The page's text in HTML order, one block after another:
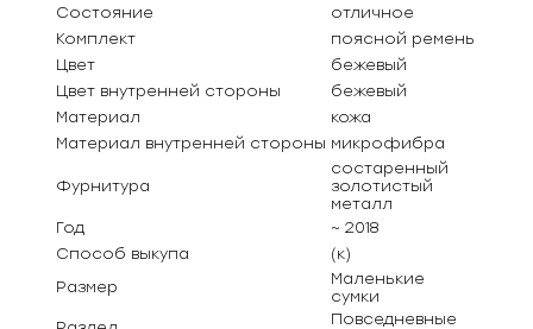
Состояние
отличное
Комплект
поясной ремень
Цвет
бежевый
Цвет внутренней стороны
бежевый
Материал
кожа
Материал внутренней стороны микрофибра
Фурнитура
состаренный
золотистый
металл
Год
~ 2018
Способ выкупа
(к)
Размер
Маленькие
сумки
Повседневные